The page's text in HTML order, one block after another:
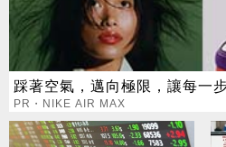
踩著空氣，邁向極限，讓每一
PR・NIKE AIR MAX